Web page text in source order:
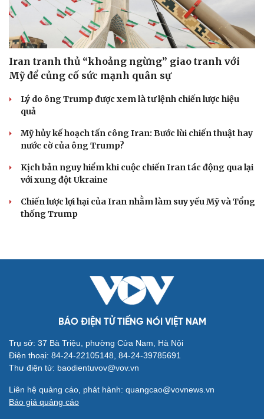
Iran tranh thủ “khoảng ngừng” giao tranh với
Mỹ để củng cố sức mạnh quân sự
Lý do ông Trump được xem là tư lệnh chiến lược hiệu
quả
Mỹ hủy kế hoạch tấn công Iran: Bước lùi chiến thuật hay
nước cờ của ông Trump?
Kịch bản nguy hiểm khi cuộc chiến Iran tác động qua lại
với xung đột Ukraine
Chiến lược lợi hại của Iran nhằm làm suy yếu Mỹ và Tổng
thống Trump
BÁO ĐIỆN TỬ TIẾNG NÓI VIỆT NAM
Trụ sở: 37 Bà Triệu, phường Cửa Nam, Hà Nội
Điện thoại: 84-24-22105148, 84-24-39785691
Thư điện tử: baodientuvov@vov.vn
Liên hệ quảng cáo, phát hành: quangcao@vovnews.vn
Báo giá quảng cáo